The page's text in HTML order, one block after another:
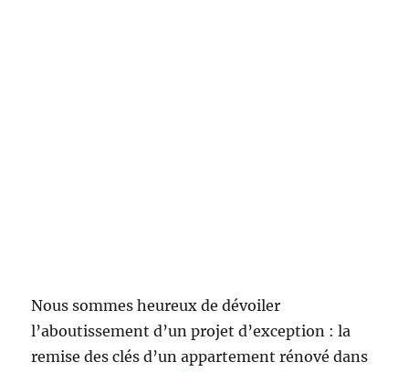
Nous sommes heureux de dévoiler
l’aboutissement d’un projet d’exception : la
remise des clés d’un appartement rénové dans